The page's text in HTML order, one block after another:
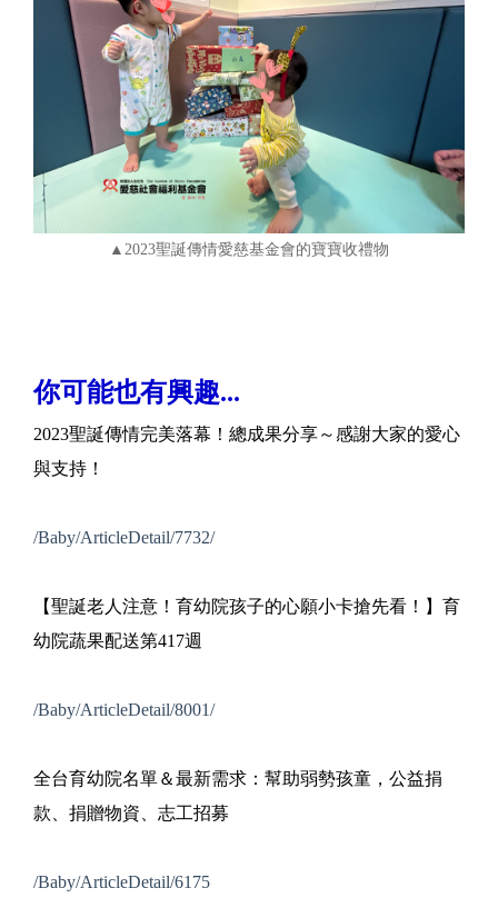
▲2023聖誕傳情愛慈基金會的寶寶收禮物
你可能也有興趣...
2023聖誕傳情完美落幕！總成果分享～感謝大家的愛心
與支持！
/Baby/ArticleDetail/7732/
【聖誕老人注意！育幼院孩子的心願小卡搶先看！】育
幼院蔬果配送第417週
/Baby/ArticleDetail/8001/
全台育幼院名單＆最新需求：幫助弱勢孩童，公益捐
款、捐贈物資、志工招募
/Baby/ArticleDetail/6175